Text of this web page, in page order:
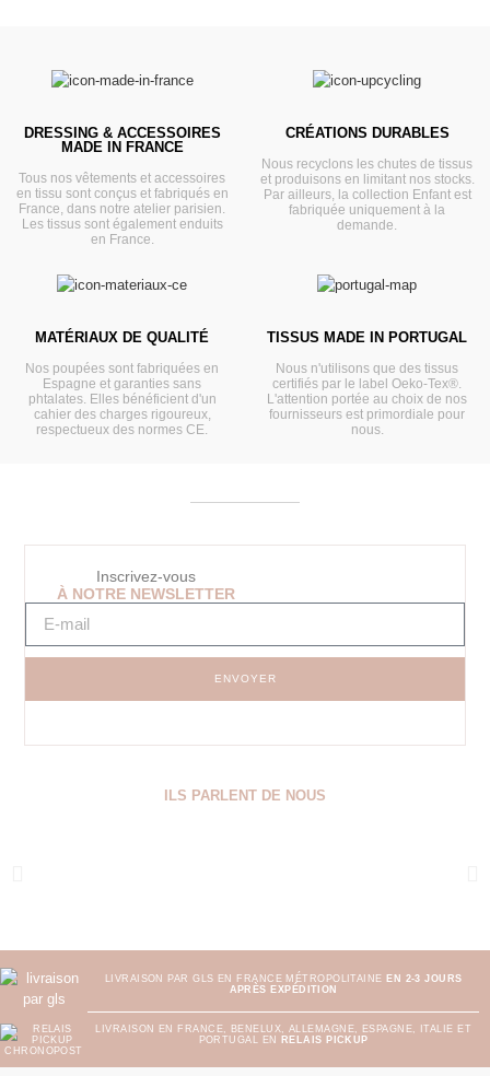
DRESSING & ACCESSOIRES
MADE IN FRANCE
Tous nos vêtements et accessoires
en tissu sont conçus et fabriqués en
France, dans notre atelier parisien.
Les tissus sont également enduits
en France.
CRÉATIONS DURABLES
Nous recyclons les chutes de tissus
et produisons en limitant nos stocks.
Par ailleurs, la collection Enfant est
fabriquée uniquement à la
demande.
MATÉRIAUX DE QUALITÉ
Nos poupées sont fabriquées en
Espagne et garanties sans
phtalates. Elles bénéficient d'un
cahier des charges rigoureux,
respectueux des normes CE.
TISSUS MADE IN PORTUGAL
Nous n'utilisons que des tissus
certifiés par le label Oeko-Tex®.
L'attention portée au choix de nos
fournisseurs est primordiale pour
nous.
Inscrivez-vous
À NOTRE NEWSLETTER
ENVOYER
ILS PARLENT DE NOUS
LIVRAISON PAR GLS EN FRANCE MÉTROPOLITAINE EN 2-3 JOURS
APRÈS EXPÉDITION
LIVRAISON EN FRANCE, BENELUX, ALLEMAGNE, ESPAGNE, ITALIE ET
PORTUGAL EN
RELAIS PICKUP